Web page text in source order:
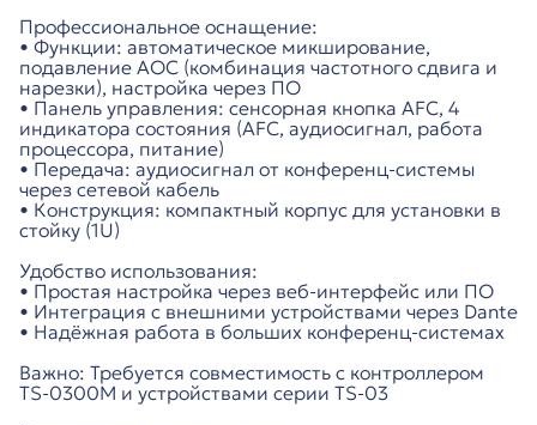
Профессиональное оснащение:
• Функции: автоматическое микширование,
подавление АОС (комбинация частотного сдвига и
нарезки), настройка через ПО
• Панель управления: сенсорная кнопка AFC, 4
индикатора состояния (AFC, аудиосигнал, работа
процессора, питание)
• Передача: аудиосигнал от конференц-системы
через сетевой кабель
• Конструкция: компактный корпус для установки в
стойку (1U)
Удобство использования:
• Простая настройка через веб-интерфейс или ПО
• Интеграция с внешними устройствами через Dante
• Надёжная работа в больших конференц-системах
Важно: Требуется совместимость с контроллером
TS-0300M и устройствами серии TS-03